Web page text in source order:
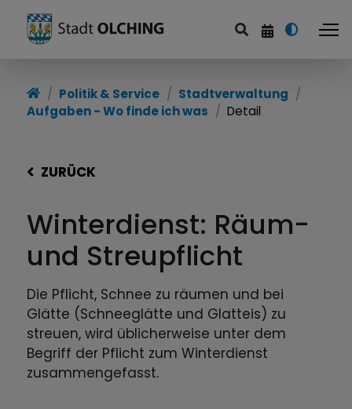
Politik & Service
Stadtverwaltung
Aufgaben - Wo finde ich was
Detail
ZURÜCK
Winterdienst: Räum-
und Streupflicht
Die Pflicht, Schnee zu räumen und bei
Glätte (Schneeglätte und Glatteis) zu
streuen, wird üblicherweise unter dem
Begriff der Pflicht zum Winterdienst
zusammengefasst.